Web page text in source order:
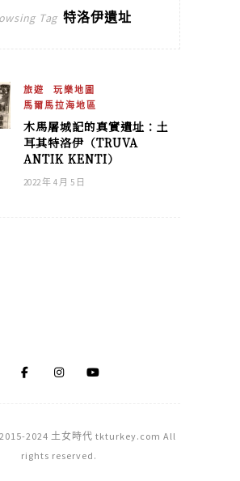
Tag 特洛伊遺址
旅遊
玩樂地圖
馬爾馬拉海地區
木馬屠城記的真實遺址：土
耳其特洛伊（TRUVA
ANTIK KENTI）
2022 年 4 月 5 日
2024 土女時代 tkturkey.com All
rights reserved.